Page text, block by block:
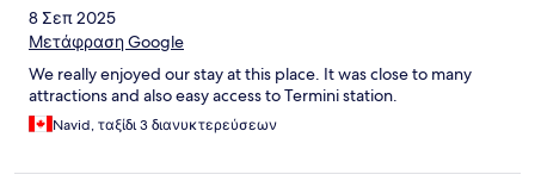
8 Σεπ 2025
Μετάφραση Google
We really enjoyed our stay at this place. It was close to many
attractions and also easy access to Termini station.
Navid, ταξίδι 3 διανυκτερεύσεων